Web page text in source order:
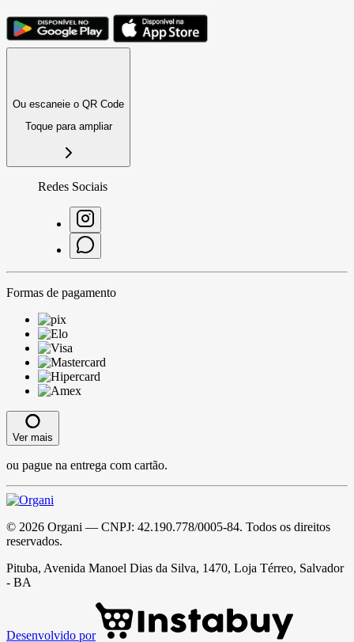
Ou escaneie o QR Code
Toque para ampliar
Redes Sociais
Formas de pagamento
Ver mais
ou pague na entrega com cartão.
© 2026 Organi — CNPJ: 42.190.778/0005-84. Todos os direitos
reservados.
Pituba, Avenida Manoel Dias da Silva, 1470, Loja Térreo, Salvador
- BA
Desenvolvido por